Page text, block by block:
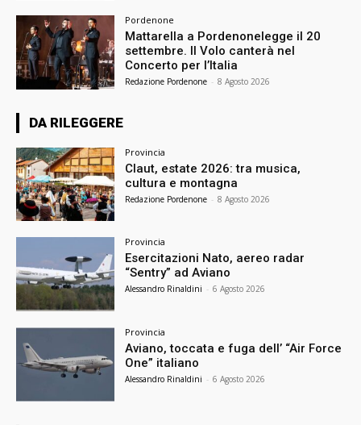
Pordenone
Mattarella a Pordenonelegge il 20
settembre. Il Volo canterà nel
Concerto per l’Italia
Redazione Pordenone - 8 Agosto 2026
DA RILEGGERE
Provincia
Claut, estate 2026: tra musica,
cultura e montagna
Redazione Pordenone - 8 Agosto 2026
Provincia
Esercitazioni Nato, aereo radar
“Sentry” ad Aviano
Alessandro Rinaldini - 6 Agosto 2026
Provincia
Aviano, toccata e fuga dell’ “Air Force
One” italiano
Alessandro Rinaldini - 6 Agosto 2026